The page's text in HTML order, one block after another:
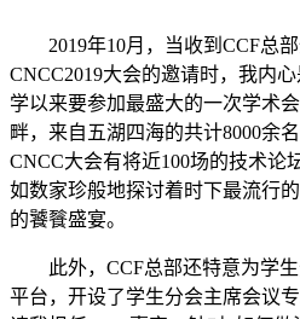
2019年10月，当收到 CCF总
CNCC2019大会的邀请时，我内
学以来要参加最盛大的一次学术
畔，来自五湖四海的共计8000余
CNCC大会有将近100场的技术论
如数家珍般地探讨着时下最流行
的饕餮盛宴。
此外， CCF总部还特意为学
平台，开设了学生分会主席会议